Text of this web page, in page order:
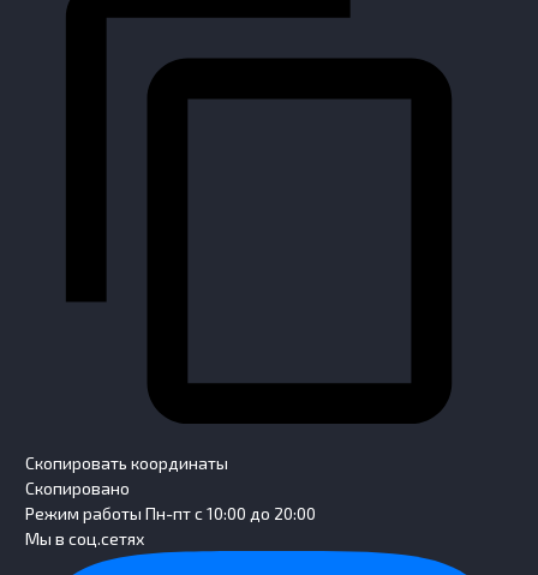
Скопировать координаты
Скопировано
Режим работы Пн-пт с 10:00 до 20:00
Мы в соц.сетях